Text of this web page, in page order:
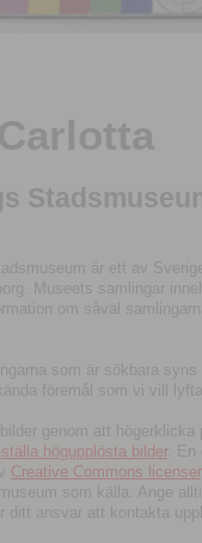
är ett av
Museets samlingar
om såväl
som är sökbara
föremål som vi vill
genom att
högupplösta bilder. En
Creative Commons licenser
som källa. Ange
ditt ansvar att kontakta